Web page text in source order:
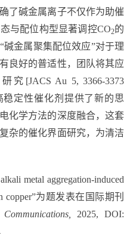
了碱金属离子不仅作为助催
与配位构型显著调控CO2的
“碱金属聚集配位效应”对于理
良好的普适性，团队将其应
究 [JACS Au 5, 3366-3373
稳定性催化剂提供了新的思
化学方法的深度融合，这套
杂的催化界面研究，为清洁
metal aggregation-induced
copper”为题发表在国际期刊
2025, DOI: